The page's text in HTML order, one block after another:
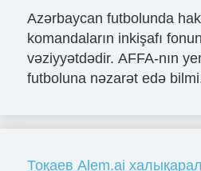
Azərbaycan futbolunda
komandaların inkişafı
vəziyyətdədir. AFFA-nın
futboluna nəzarət edə
Тоқаев Alem.ai